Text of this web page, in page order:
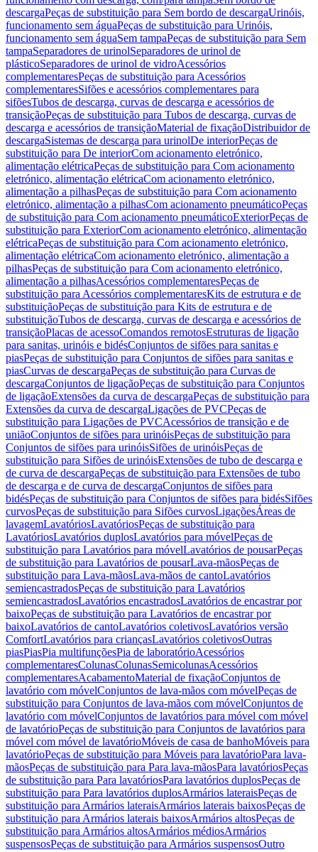
descargaPeças de substituição para Sem bordo de descargaUrinóis,
funcionamento sem águaPeças de substituição para Urinóis,
funcionamento sem águaSem tampaPeças de substituição para Sem
tampaSeparadores de urinolSeparadores de urinol de
plásticoSeparadores de urinol de vidroAcessórios
complementaresPeças de substituição para Acessórios
complementaresSifões e acessórios complementares para
sifõesTubos de descarga, curvas de descarga e acessórios de
transiçãoPeças de substituição para Tubos de descarga, curvas de
descarga e acessórios de transiçãoMaterial de fixaçãoDistribuidor de
descargaSistemas de descarga para urinolDe interiorPeças de
substituição para De interiorCom acionamento eletrónico,
alimentação elétricaPeças de substituição para Com acionamento
eletrónico, alimentação elétricaCom acionamento eletrónico,
alimentação a pilhasPeças de substituição para Com acionamento
eletrónico, alimentação a pilhasCom acionamento pneumáticoPeças
de substituição para Com acionamento pneumáticoExteriorPeças de
substituição para ExteriorCom acionamento eletrónico, alimentação
elétricaPeças de substituição para Com acionamento eletrónico,
alimentação elétricaCom acionamento eletrónico, alimentação a
pilhasPeças de substituição para Com acionamento eletrónico,
alimentação a pilhasAcessórios complementaresPeças de
substituição para Acessórios complementaresKits de estrutura e de
substituiçãoPeças de substituição para Kits de estrutura e de
substituiçãoTubos de descarga, curvas de descarga e acessórios de
transiçãoPlacas de acessoComandos remotosEstruturas de ligação
para sanitas, urinóis e bidésConjuntos de sifões para sanitas e
piasPeças de substituição para Conjuntos de sifões para sanitas e
piasCurvas de descargaPeças de substituição para Curvas de
descargaConjuntos de ligaçãoPeças de substituição para Conjuntos
de ligaçãoExtensões da curva de descargaPeças de substituição para
Extensões da curva de descargaLigações de PVCPeças de
substituição para Ligações de PVCAcessórios de transição e de
uniãoConjuntos de sifões para urinóisPeças de substituição para
Conjuntos de sifões para urinóisSifões de urinóisPeças de
substituição para Sifões de urinóisExtensões de tubo de descarga e
de curva de descargaPeças de substituição para Extensões de tubo
de descarga e de curva de descargaConjuntos de sifões para
bidésPeças de substituição para Conjuntos de sifões para bidésSifões
curvosPeças de substituição para Sifões curvosLigaçõesÁreas de
lavagemLavatóriosLavatóriosPeças de substituição para
LavatóriosLavatórios duplosLavatórios para móvelPeças de
substituição para Lavatórios para móvelLavatórios de pousarPeças
de substituição para Lavatórios de pousarLava-mãosPeças de
substituição para Lava-mãosLava-mãos de cantoLavatórios
semiencastradosPeças de substituição para Lavatórios
semiencastradosLavatórios encastradosLavatórios de encastrar por
baixoPeças de substituição para Lavatórios de encastrar por
baixoLavatórios de cantoLavatórios coletivosLavatórios versão
ComfortLavatórios para criançasLavatórios coletivosOutras
piasPiasPia multifunçõesPia de laboratórioAcessórios
complementaresColunasColunasSemicolunasAcessórios
complementaresAcabamentoMaterial de fixaçãoConjuntos de
lavatório com móvelConjuntos de lava-mãos com móvelPeças de
substituição para Conjuntos de lava-mãos com móvelConjuntos de
lavatório com móvelConjuntos de lavatórios para móvel com móvel
de lavatórioPeças de substituição para Conjuntos de lavatórios para
móvel com móvel de lavatórioMóveis de casa de banhoMóveis para
lavatórioPeças de substituição para Móveis para lavatórioPara lava-
mãosPeças de substituição para Para lava-mãosPara lavatóriosPeças
de substituição para Para lavatóriosPara lavatórios duplosPeças de
substituição para Para lavatórios duplosArmários lateraisPeças de
substituição para Armários lateraisArmários laterais baixosPeças de
substituição para Armários laterais baixosArmários altosPeças de
substituição para Armários altosArmários médiosArmários
suspensosPeças de substituição para Armários suspensosOutro